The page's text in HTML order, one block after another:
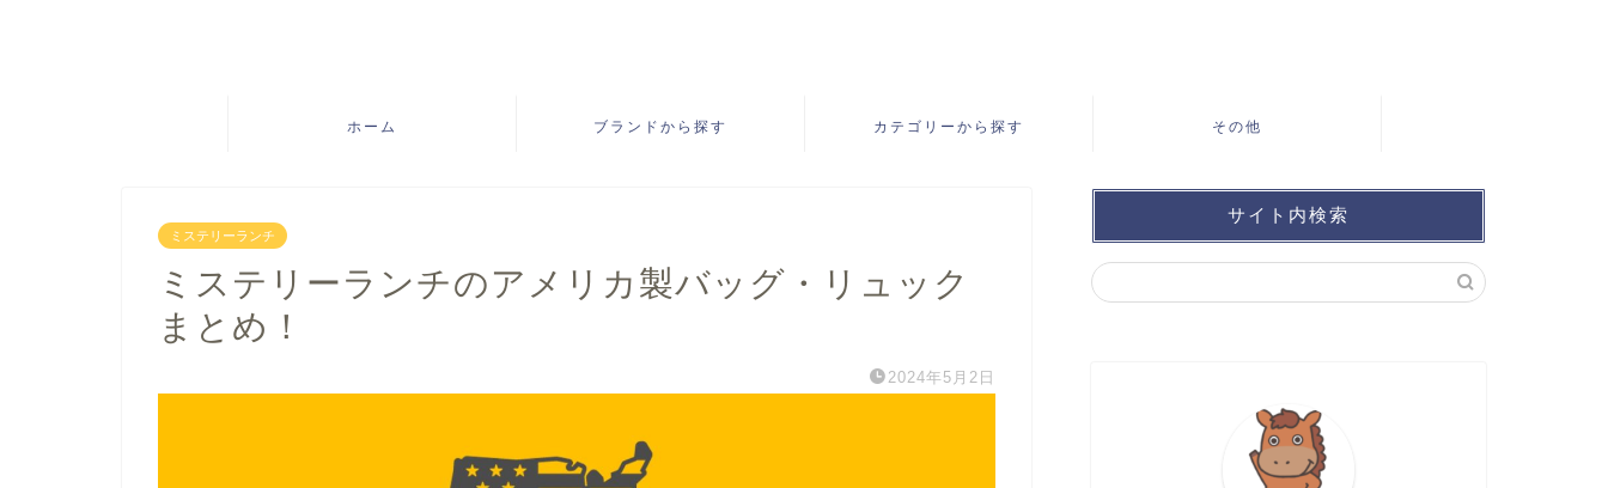
ホーム ブランドから探す カテゴリーから探す その他
ミステリーランチ
ミステリーランチのアメリカ製バッグ・リュック
まとめ！
2024年5月2日
サイト内検索